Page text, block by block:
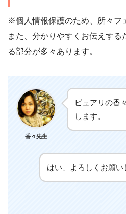
※個人情報保護のため、所々フ
また、分かりやすくお伝えする
る部分が多々あります。
香々先生
ピュアリの香
します。
はい、よろしくお願い